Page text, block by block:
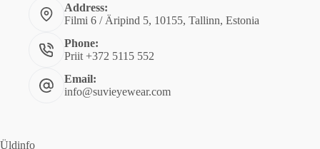
Address:
Filmi 6 / Äripind 5, 10155, Tallinn, Estonia
Phone:
Priit +372 5115 552
Email:
info@suvieyewear.com
Üldinfo